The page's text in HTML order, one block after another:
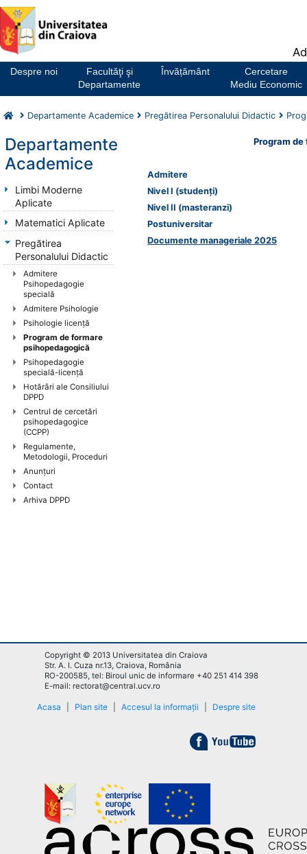
Notă:
Acest
website
un
sistem
accesibilitate.
Despre noi
Facultăţi şi
Departamente
Învățământ
Cercetare
Mediu Economic
Departamente Academice Pregătirea Personalului Didactic
Departamente
Academice
Limbi Moderne
Aplicate
Matematici Aplicate
Pregătirea
Personalului Didactic
Admitere
Psihopedagogie
specială
Admitere Psihologie
Psihologie licenţă
Program de formare
psihopedagogică
Psihopedagogie
specială-licență
Hotărâri ale Consiliului
DPPD
Centrul de cercetări
psihopedagogice
(CCPP)
Regulamente,
Metodologii, Proceduri
Anunţuri
Contact
Arhiva DPPD
Program
Admitere
Nivel I (studenţi)
Nivel II (masteranzi)
Postuniversitar
Documente manageriale 2025
Copyright © 2013 Universitatea din Craiova
Str. A. I. Cuza nr.13, Craiova, România
RO-200585, tel: Biroul unic de informare +40 251 414 398
E-mail: rectorat@central.ucv.ro
Acasa Plan site Accesul la informații Despre site